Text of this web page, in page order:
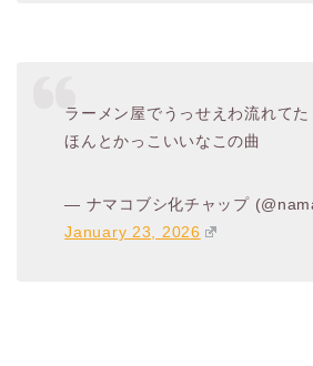
ラーメン屋でうっせえわ流れてた
ほんとかっこいいなこの曲
— ナマコブシ化チャップ
January 23, 2026